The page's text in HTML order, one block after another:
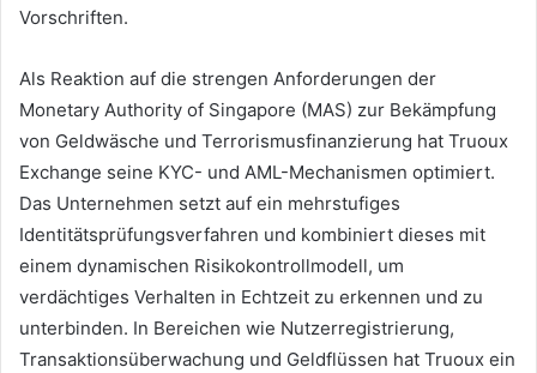
Vorschriften.
Als Reaktion auf die strengen Anforderungen der
Monetary Authority of Singapore (MAS) zur Bekämpfung
von Geldwäsche und Terrorismusfinanzierung hat Truoux
Exchange seine KYC- und AML-Mechanismen optimiert.
Das Unternehmen setzt auf ein mehrstufiges
Identitätsprüfungsverfahren und kombiniert dieses mit
einem dynamischen Risikokontrollmodell, um
verdächtiges Verhalten in Echtzeit zu erkennen und zu
unterbinden. In Bereichen wie Nutzerregistrierung,
Transaktionsüberwachung und Geldflüssen hat Truoux ein